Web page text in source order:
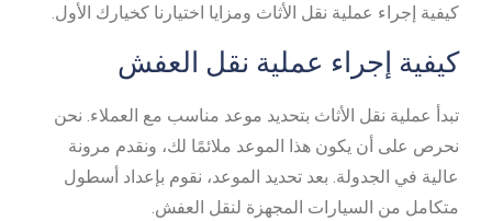
كيفية إجراء عملية نقل الأثاث ومزايا اختيارنا كخيارك الأول.
كيفية إجراء عملية نقل العفش
تبدأ عملية نقل الأثاث بتحديد موعد مناسب مع العملاء. نحن
نحرص على أن يكون هذا الموعد ملائمًا لك، ونقدم مرونة
عالية في الجدولة. بعد تحديد الموعد، نقوم بإعداد أسطول
متكامل من السيارات المجهزة لنقل العفش.